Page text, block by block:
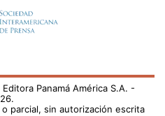
Panamá América S.A. -
parcial, sin autorización escrita